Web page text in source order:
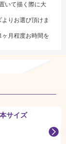
いて描く際に大
よりお選び頂けま
月程度お時間を
サイズ